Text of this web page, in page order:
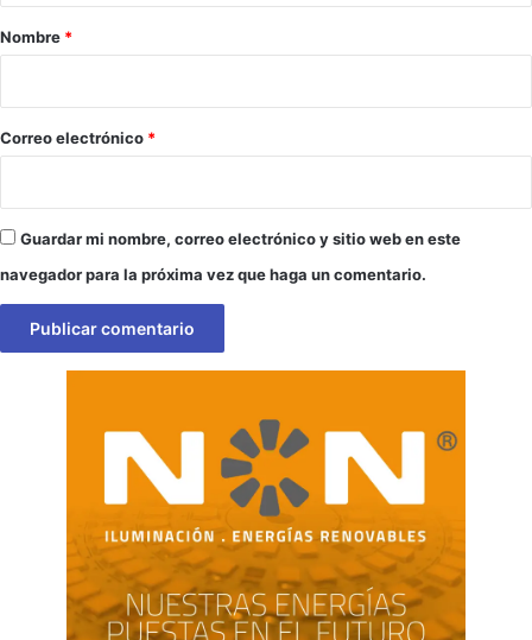
r
*
Nombre *
Correo electrónico *
Guardar mi nombre, correo electrónico y sitio web en este
navegador para la próxima vez que haga un comentario.